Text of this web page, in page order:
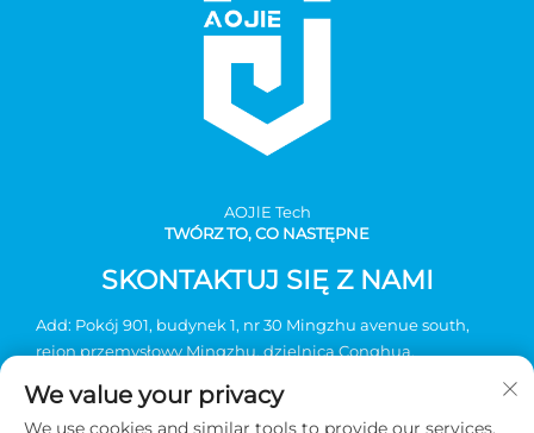
AOJlE Tech
TWÓRZ TO, CO NASTĘPNE
SKONTAKTUJ SIĘ Z NAMI
Add: Pokój 901, budynek 1, nr 30 Mingzhu avenue south,
rejon przemysłowy Mingzhu, dzielnica Conghua,
+86-2036031688 nr wewnętrzny 8048
We value your privacy
We use cookies and similar tools to provide our services.